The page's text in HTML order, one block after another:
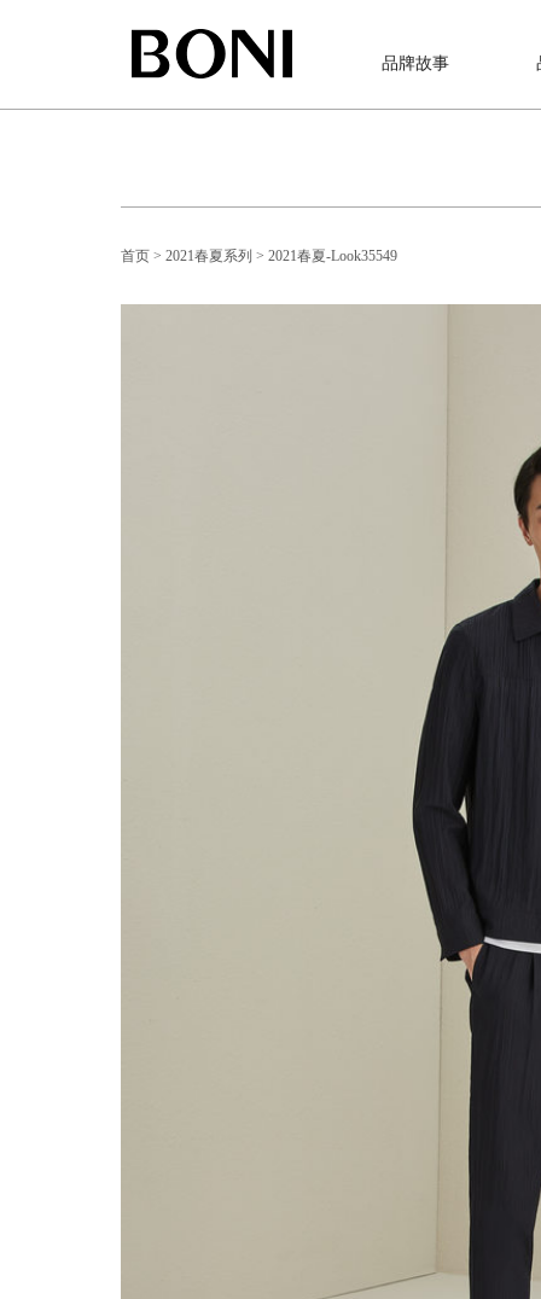
品牌故事
首页 > 2021春夏系列 > 2021春夏-Look35549